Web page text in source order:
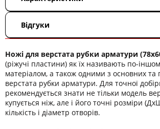
Відгуки
Ножі для верстата рубки арматури
(ріжучі пластини) як їх називають по-
матеріалом, а також одними з основних та
верстата рубки арматури. Для точної
рекомендується знати не тільки модель
купується ніж, але і його точні розміри
кількість і діаметр отворів.